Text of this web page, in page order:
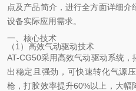
点及产品简介，进行全方面详细介
设备实际应用需求。
一、核心技术
（1）高效气动驱动技术
AT-CG50采用高效气动驱动系统
出稳定且强劲，可快速转化气源
枪，打胶效率提升60%以上，大